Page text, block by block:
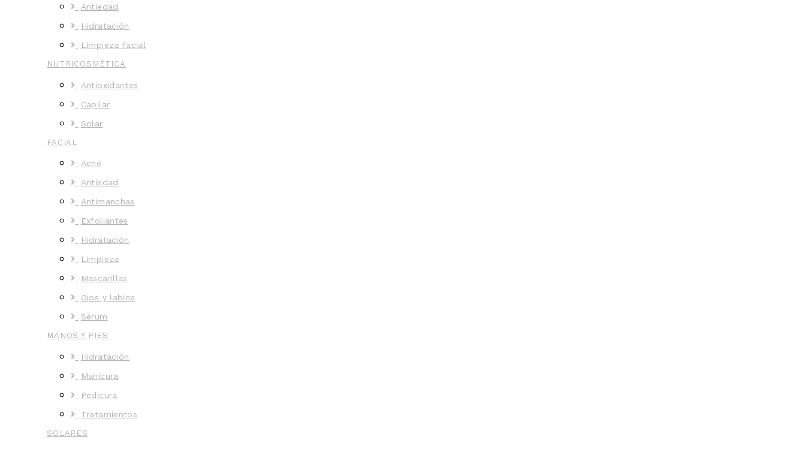
Antiedad
Hidratación
Limpieza facial
NUTRICOSMÉTICA
Antioxidantes
Capilar
Solar
FACIAL
Acné
Antiedad
Antimanchas
Exfoliantes
Hidratación
Limpieza
Mascarillas
Ojos y labios
Sérum
MANOS Y PIES
Hidratación
Manicura
Pedicura
Tratamientos
SOLARES